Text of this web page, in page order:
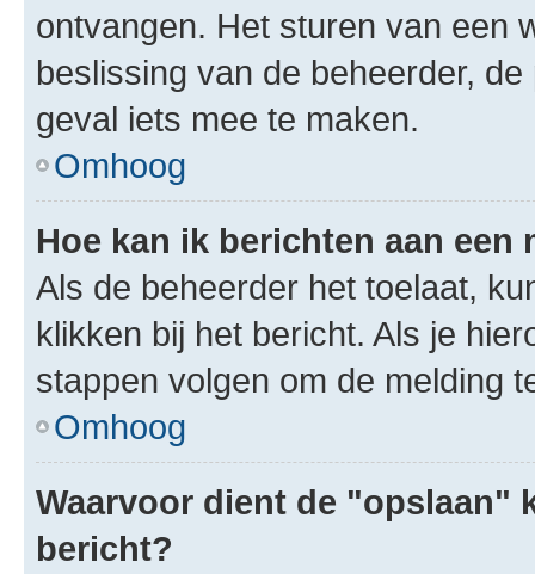
ontvangen. Het sturen van een
beslissing van de beheerder,
geval iets mee te maken.
Omhoog
Hoe kan ik berichten aan een
Als de beheerder het toelaat,
klikken bij het bericht. Als je
stappen volgen om de melding
Omhoog
Waarvoor dient de "opslaan"
bericht?